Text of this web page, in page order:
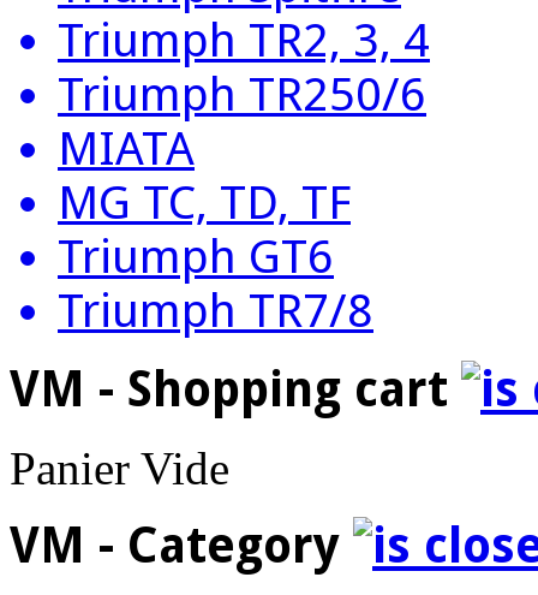
Triumph TR2, 3, 4
Triumph TR250/6
MIATA
MG TC, TD, TF
Triumph GT6
Triumph TR7/8
VM - Shopping cart
Panier Vide
VM - Category